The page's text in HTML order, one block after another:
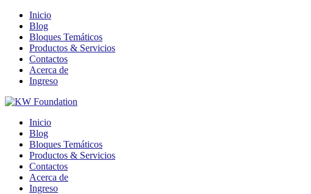
Inicio
Blog
Bloques Temáticos
Productos & Servicios
Contactos
Acerca de
Ingreso
Inicio
Blog
Bloques Temáticos
Productos & Servicios
Contactos
Acerca de
Ingreso